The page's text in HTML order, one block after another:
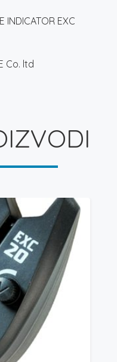
INDICATOR EXC
Co. ltd